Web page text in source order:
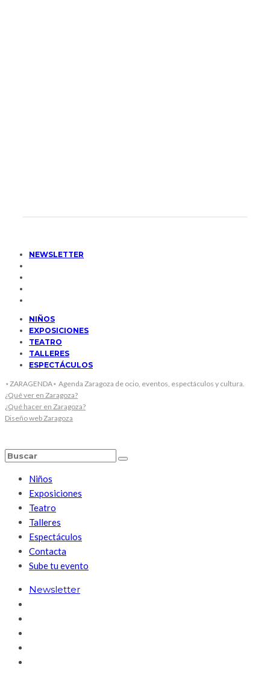
NEWSLETTER
NIÑOS
EXPOSICIONES
TEATRO
TALLERES
ESPECTÁCULOS
⋆ZARAGENDA⋆ Agenda Zaragoza de ocio, eventos, espectáculos y cultura.
¿Qué ver en Zaragoza?
¿Qué hacer en Zaragoza?
Diseño web Zaragoza
Niños
Exposiciones
Teatro
Talleres
Espectáculos
Contacta
Sube tu evento
Newsletter